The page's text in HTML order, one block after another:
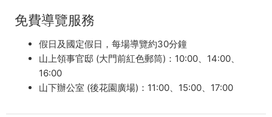
免費導覽服務
假日及國定假日，每場導覽約30分鐘
山上領事官邸 (大門前紅色郵筒)：10:00、14:00、
16:00
山下辦公室 (後花園廣場)：11:00、15:00、17:00